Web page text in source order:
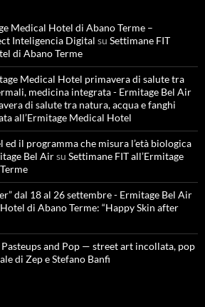
Medical Hotel di Abano Terme –
Inteligencia Digital su Settimane FIT
di Abano Terme
Medical Hotel primavera di salute tra
medicina integrata - Ermitage Bel Air
di salute tra natura, acqua e fanghi
all’Ermitage Medical Hotel
ed il programma che misura l’età biologica
Bel Airsu Settimane FIT all’Ermitage
dal 18 al 26 settembre - Ermitage Bel Air
di Abano Terme: “Happy Skin after
and Pop — street art incollata, pop
di Zep e Stefano Banfi